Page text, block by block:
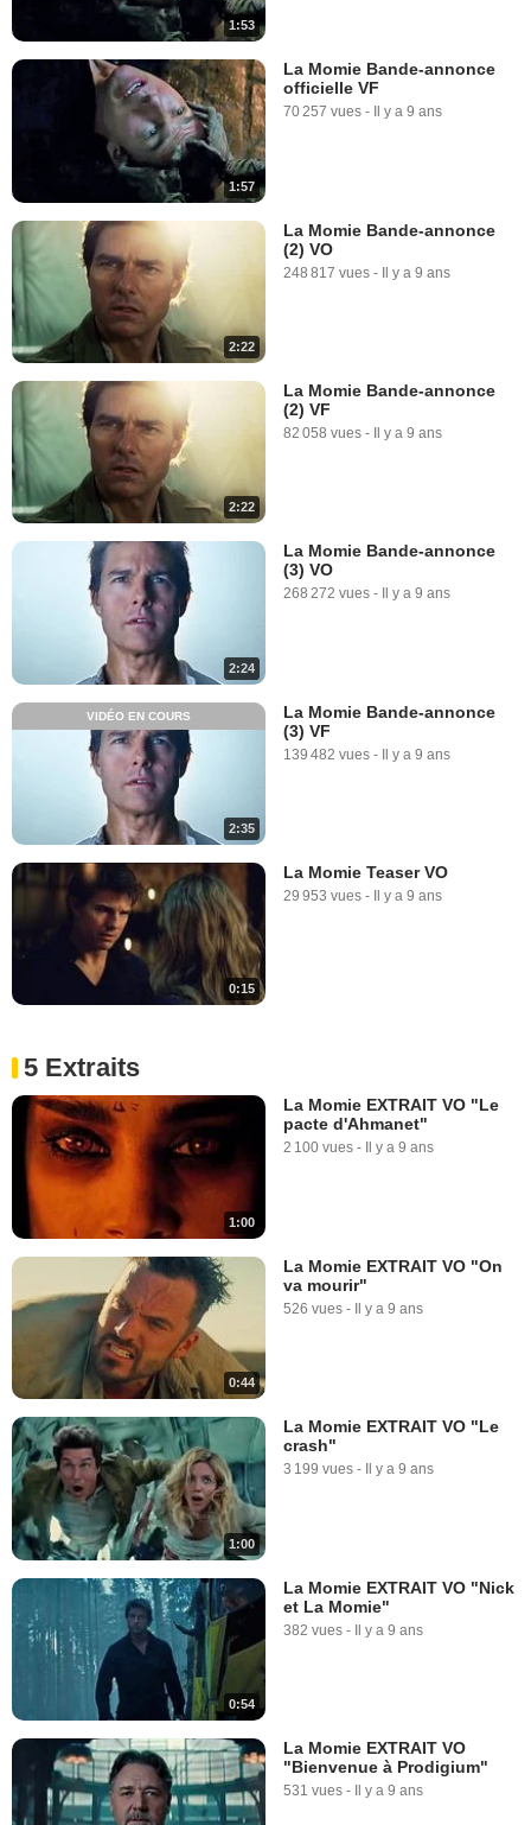
1:53
1:57
La Momie Bande-annonce
officielle VF
70 257 vues - Il y a 9 ans
2:22
La Momie Bande-annonce
(2) VO
248 817 vues - Il y a 9 ans
2:22
La Momie Bande-annonce
(2) VF
82 058 vues - Il y a 9 ans
2:24
La Momie Bande-annonce
(3) VO
268 272 vues - Il y a 9 ans
2:35
VIDÉO EN COURS
La Momie Bande-annonce
(3) VF
139 482 vues - Il y a 9 ans
0:15
La Momie Teaser VO
29 953 vues - Il y a 9 ans
5 Extraits
1:00
La Momie EXTRAIT VO "Le
pacte d'Ahmanet"
2 100 vues - Il y a 9 ans
0:44
La Momie EXTRAIT VO "On
va mourir"
526 vues - Il y a 9 ans
1:00
La Momie EXTRAIT VO "Le
crash"
3 199 vues - Il y a 9 ans
0:54
La Momie EXTRAIT VO "Nick
et La Momie"
382 vues - Il y a 9 ans
La Momie EXTRAIT VO
"Bienvenue à Prodigium"
531 vues - Il y a 9 ans